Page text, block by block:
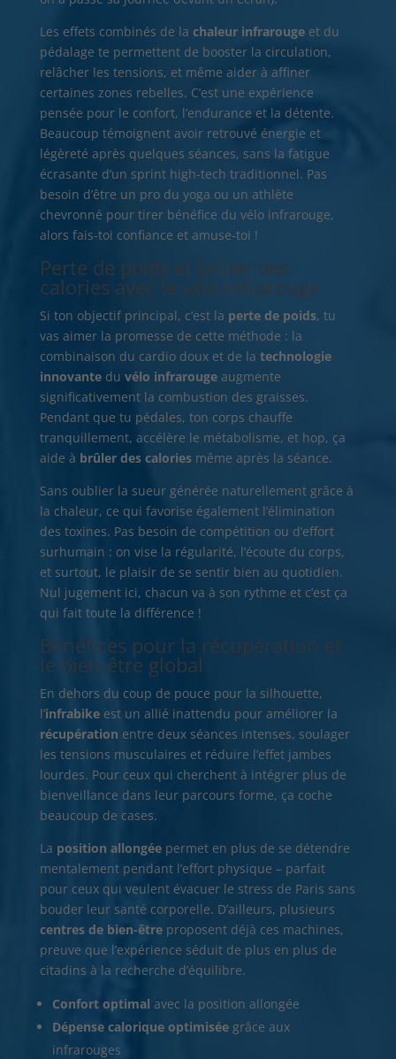
Les effets combinés de la chaleur infrarougeet du
pédalage te permettent de booster la circulation,
relâcher les tensions, et même aider à affiner
certaines zones rebelles. C’est une expérience
pensée pour le confort, l’endurance et la détente.
Beaucoup témoignent avoir retrouvé énergie et
légèreté après quelques séances, sans la fatigue
écrasante d’un sprint high-tech traditionnel. Pas
besoin d’être un pro du yoga ou un athlète
chevronné pour tirer bénéfice du vélo infrarouge,
alors fais-toi confiance et amuse-toi !
Perte de poids et brûler des
calories avec le vélo infrarouge
Si ton objectif principal, c’est la perte de poids, tu
vas aimer la promesse de cette méthode : la
combinaison du cardio doux et de la technologie
innovantedu vélo infrarougeaugmente
significativement la combustion des graisses.
Pendant que tu pédales, ton corps chauffe
tranquillement, accélère le métabolisme, et hop, ça
aide à brûler des caloriesmême après la séance.
Sans oublier la sueur générée naturellement grâce à
la chaleur, ce qui favorise également l’élimination
des toxines. Pas besoin de compétition ou d’effort
surhumain : on vise la régularité, l’écoute du corps,
et surtout, le plaisir de se sentir bien au quotidien.
Nul jugement ici, chacun va à son rythme et c’est ça
qui fait toute la différence !
Bénéfices pour la récupération et
le bien-être global
En dehors du coup de pouce pour la silhouette,
l’infrabikeest un allié inattendu pour améliorer la
récupération entre deux séances intenses, soulager
les tensions musculaires et réduire l’effet jambes
lourdes. Pour ceux qui cherchent à intégrer plus de
bienveillance dans leur parcours forme, ça coche
beaucoup de cases.
La position allongéepermet en plus de se détendre
mentalement pendant l’effort physique – parfait
pour ceux qui veulent évacuer le stress de Paris sans
bouder leur santé corporelle. D’ailleurs, plusieurs
centres de bien-êtreproposent déjà ces machines,
preuve que l’expérience séduit de plus en plus de
citadins à la recherche d’équilibre.
Confort optimal avec la position allongée
Dépense calorique optimiséegrâce aux
infrarouges